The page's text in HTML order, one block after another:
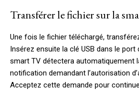
Transférer le fichier sur la
Une fois le fichier téléchargé,
Insérez ensuite la clé USB dans le port
smart TV détectera automatiquement
notification demandant l’autorisation
Acceptez cette demande pour